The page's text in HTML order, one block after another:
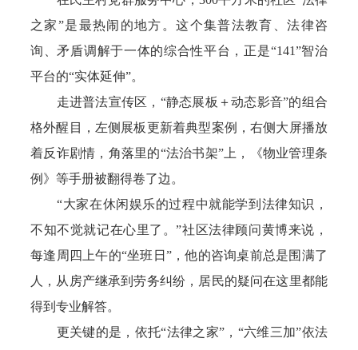
之家”是最热闹的地方。这个集普法教育、法律咨
询、矛盾调解于一体的综合性平台，正是“141”智治
平台的“实体延伸”。
走进普法宣传区，“静态展板＋动态影音”的组合
格外醒目，左侧展板更新着典型案例，右侧大屏播放
着反诈剧情，角落里的“法治书架”上，《物业管理条
例》等手册被翻得卷了边。
“大家在休闲娱乐的过程中就能学到法律知识，
不知不觉就记在心里了。”社区法律顾问黄博来说，
每逢周四上午的“坐班日”，他的咨询桌前总是围满了
人，从房产继承到劳务纠纷，居民的疑问在这里都能
得到专业解答。
更关键的是，依托“法律之家”，“六维三加”依法